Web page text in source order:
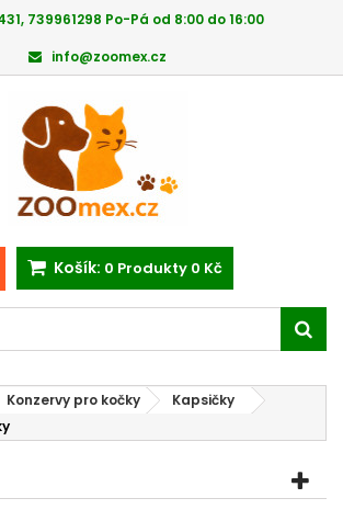
739961298 Po-Pá od 8:00 do 16:00
info@zoomex.cz
Košík: 0 Produkty 0 Kč
Konzervy pro kočky
Kapsičky